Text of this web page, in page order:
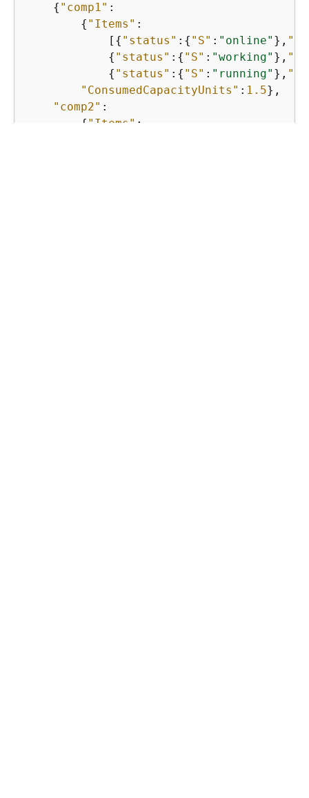
{ "comp1" :
{ "Items" :
            [
{ "status" : { "S" : "online" },
{ "status" : { "S" : "working" },
{ "status" : { "S" : "running" },
"ConsumedCapacityUnits" : 1.5},
"comp2" :
{ "Items" :